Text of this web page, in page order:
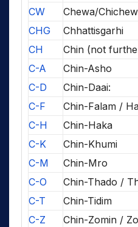
CW
Chewa/
CHG
Chhattisgarhi
CH
Chin (not
C-A
Chin-Asho
C-D
Chin-Daai:
C-F
Chin-Falam /
C-H
Chin-Haka
C-K
Chin-Khumi
C-M
Chin-Mro
C-O
Chin-Thado /
C-T
Chin-Tidim
C-Z
Chin-Zomin /